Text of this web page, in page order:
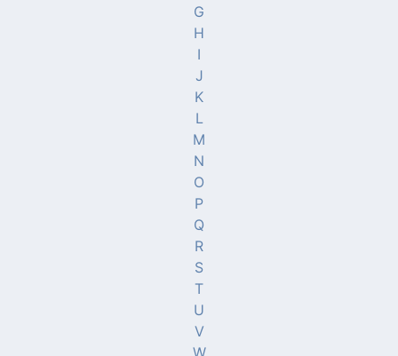
G
H
I
J
K
L
M
N
O
P
Q
R
S
T
U
V
W